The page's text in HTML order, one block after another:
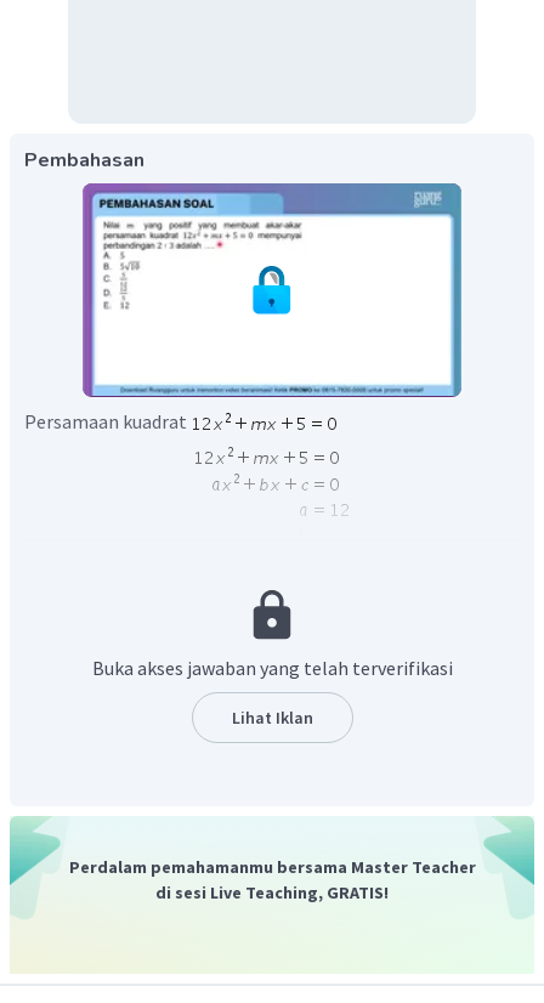
Pembahasan
Persamaan kuadrat
Buka akses jawaban yang telah terverifikasi
Lihat Iklan
Perdalam pemahamanmu bersama Master Teacher
di sesi Live Teaching, GRATIS!